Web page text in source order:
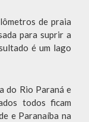
de praia
para suprir a
é um lago
do Rio Paraná e
todos ficam
e Paranaíba na